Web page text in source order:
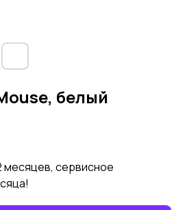
белый
месяцев, сервисное